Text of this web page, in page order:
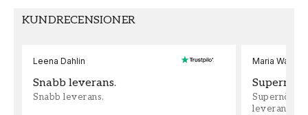
KUNDRECENSIONER
Leena Dahlin
Snabb leverans.
Snabb leverans.
Maria
leveran,